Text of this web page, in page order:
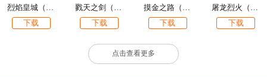
下载
下载
下载
下载
点击查看更多